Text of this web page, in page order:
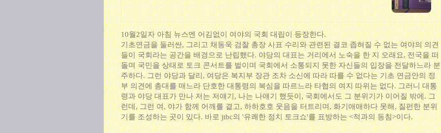
10월2일자 아침 뉴스엔 어김없이 여야의 국회 대립이 등장한다.
기초연금을 둘러싼, 그리고 채동욱 검찰 총장 사표 수리와 관련된 결코 좁혀질 수 없는 여야의 의견
들이 국회라는 공간을 배경으로 난립했다. 야당의 대표는 거리에서 노숙을 한 지 오래요, 전국을 떠
돌며 국민을 상태로 토크 콘서트를 벌이며 국회에서 소통되지 못한 자신들의 입장을 전달하느라 분
주하다. 그런 야당과 달리, 여당은 복지부 장관 조차 소신에 따라 따를 수 없다는 기초 연금안의 정
부 의견에 총대를 매느라 단호한 대통령의 복심을 따르느라 타협의 여지 따위는 없다. 그러니 대통
령과 야당 대표가 만나 저는 저얘기, 나는 나얘기 했듯이, 국회에서도 그 분위기가 이어질 밖에. 그
런데, 그런 여, 야가 함께 어깨를 곁고, 하하호호 웃음을 터트리며, 화기애애하다 못해, 질펀한 분위
기를 조성하는 곳이 있다. 바로 jtbc의 '유쾌한 정치 토크쇼'를 표방하는 <적과의 동침>이다.